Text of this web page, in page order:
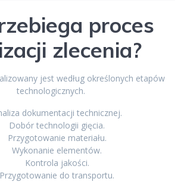
proces
zlecenia?
jest według określonych etapów
technologicznych.
dokumentacji technicznej.
Dobór technologii gięcia.
Przygotowanie materiału.
Wykonanie elementów.
Kontrola jakości.
Przygotowanie do transportu.